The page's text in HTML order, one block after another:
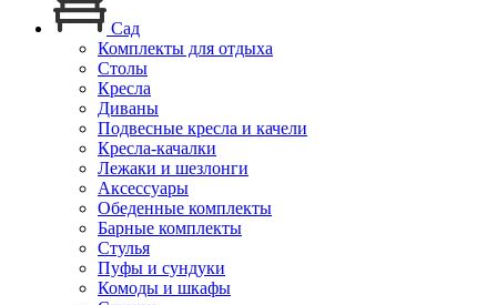
Сад
Комплекты для отдыха
Столы
Кресла
Диваны
Подвесные кресла и качели
Кресла-качалки
Лежаки и шезлонги
Аксессуары
Обеденные комплекты
Барные комплекты
Стулья
Пуфы и сундуки
Комоды и шкафы